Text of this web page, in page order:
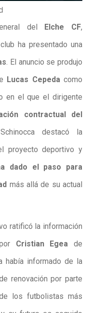
del Elche CF,
ha presentado una
. El anuncio se produjo
Lucas Cepeda como
en el que el dirigente
contractual del
destacó la
proyecto deportivo y
dado el paso para
más allá de su actual
ratificó la información
Cristian Egea de
había informado de la
renovación por parte
los futbolistas más